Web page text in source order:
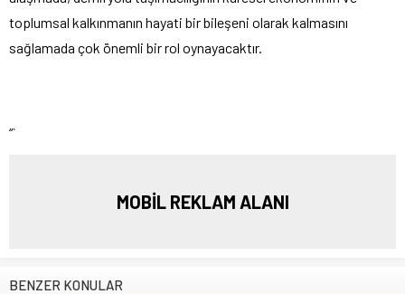
toplumsal kalkınmanın hayati bir bileşeni olarak kalmasını
sağlamada çok önemli bir rol oynayacaktır.
“`
MOBİL REKLAM ALANI
BENZER KONULAR